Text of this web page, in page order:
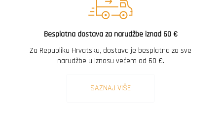
Besplatna dostava za narudžbe iznad 60 €
Za Republiku Hrvatsku, dostava je besplatna za sve
narudžbe u iznosu većem od 60 €.
SAZNAJ VIŠE